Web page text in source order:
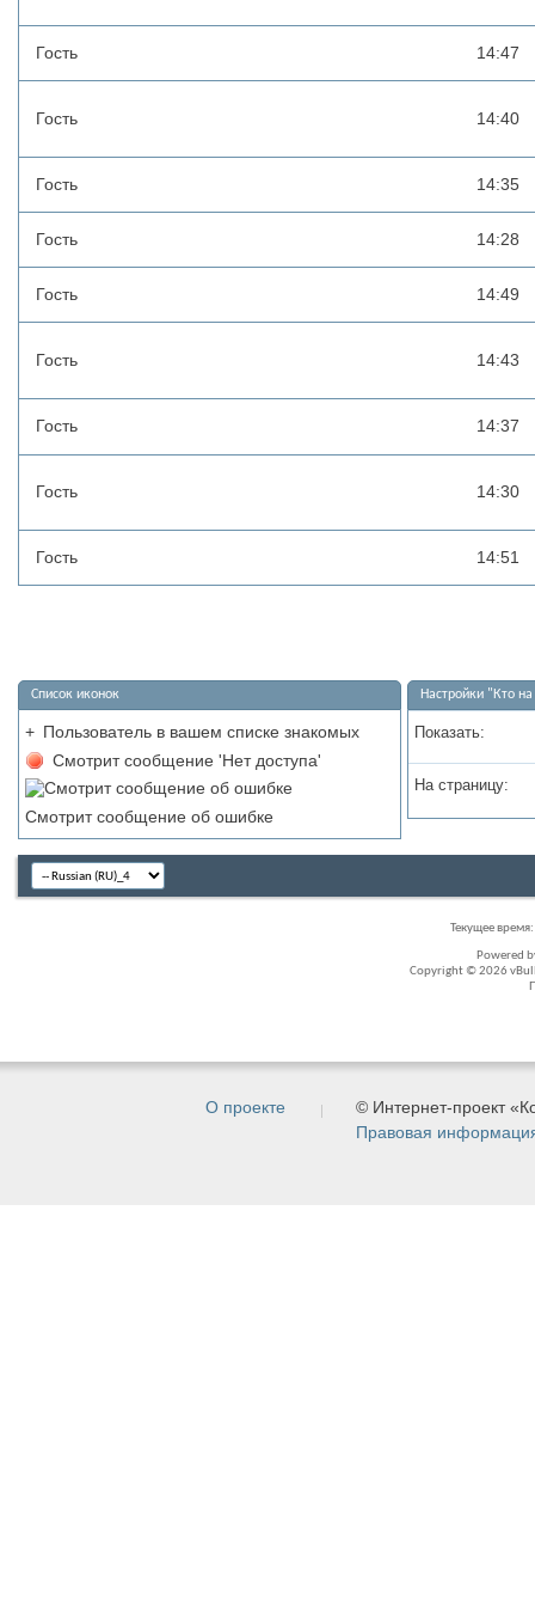
Гость 14:47
Гость 14:40
Гость 14:35
Гость 14:28
Гость 14:49
Гость 14:43
Гость 14:37
Гость 14:30
Гость 14:51
Список иконок
+ Пользователь в вашем списке знакомых
Смотрит сообщение 'Нет доступа'
Смотрит сообщение об ошибке
Настройки "Кто на
Показать:
На страницу:
Текущее время:
Powered
Copyright © 2026
О проекте
© Интернет-проект
Правовая